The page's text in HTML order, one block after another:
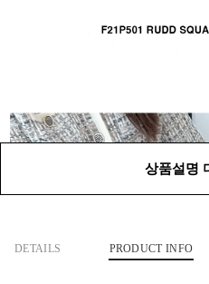
상품설명
DETAILS PRODUCT INFO